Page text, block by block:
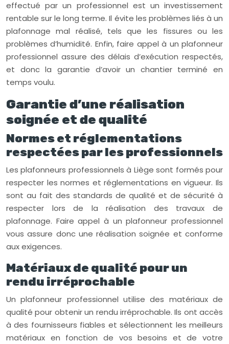
effectué par un professionnel est un investissement
rentable sur le long terme. Il évite les problèmes liés à un
plafonnage mal réalisé, tels que les fissures ou les
problèmes d’humidité. Enfin, faire appel à un plafonneur
professionnel assure des délais d’exécution respectés,
et donc la garantie d’avoir un chantier terminé en
temps voulu.
Garantie d’une réalisation
soignée et de qualité
Normes et réglementations
respectées par les professionnels
Les plafonneurs professionnels à Liège sont formés pour
respecter les normes et réglementations en vigueur. Ils
sont au fait des standards de qualité et de sécurité à
respecter lors de la réalisation des travaux de
plafonnage. Faire appel à un plafonneur professionnel
vous assure donc une réalisation soignée et conforme
aux exigences.
Matériaux de qualité pour un
rendu irréprochable
Un plafonneur professionnel utilise des matériaux de
qualité pour obtenir un rendu irréprochable. Ils ont accès
à des fournisseurs fiables et sélectionnent les meilleurs
matériaux en fonction de vos besoins et de votre